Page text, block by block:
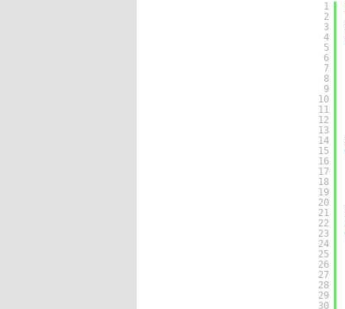
1
2
3
4
5
6
7
8
9
10
11
12
13
14
15
16
17
18
19
20
21
22
23
24
25
26
27
28
29
30